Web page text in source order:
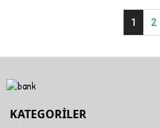
1 2
KATEGORİLER